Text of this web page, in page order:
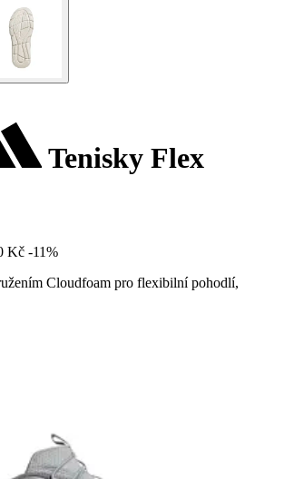
Tenisky Flex
Kč -11%
Cloudfoam pro flexibilní pohodlí,